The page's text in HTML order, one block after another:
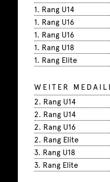
1. Rang U14
1. Rang U16
1. Rang U16
1. Rang U18
1. Rang Elite
WEITER
2. Rang U14
2. Rang U14
2. Rang U16
2. Rang Elite
3. Rang U18
3. Rang Elite